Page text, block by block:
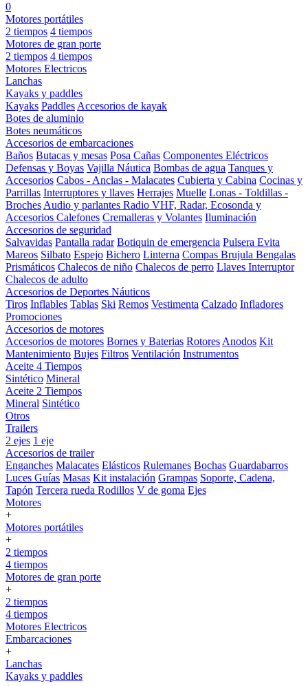
0
Motores portátiles
2 tiempos 4 tiempos
Motores de gran porte
2 tiempos 4 tiempos
Motores Electricos
Lanchas
Kayaks y paddles
Kayaks Paddles Accesorios de kayak
Botes de aluminio
Botes neumáticos
Accesorios de embarcaciones
Baños Butacas y mesas Posa Cañas Componentes Eléctricos
Defensas y Boyas Vajilla Náutica Bombas de agua Tanques y
Accesorios Cabos - Anclas - Malacates Cubierta y Cabina Cocinas y
Parrillas Interruptores y llaves Herrajes Muelle Lonas - Toldillas -
Broches Audio y parlantes Radio VHF, Radar, Ecosonda y
Accesorios Calefones Cremalleras y Volantes Iluminación
Accesorios de seguridad
Salvavidas Pantalla radar Botiquin de emergencia Pulsera Evita
Mareos Silbato Espejo Bichero Linterna Compas Brujula Bengalas
Prismáticos Chalecos de niño Chalecos de perro Llaves Interruptor
Chalecos de adulto
Accesorios de Deportes Náuticos
Tiros Inflables Tablas Ski Remos Vestimenta Calzado Infladores
Promociones
Accesorios de motores
Accesorios de motores Bornes y Baterias Rotores Anodos Kit
Mantenimiento Bujes Filtros Ventilación Instrumentos
Aceite 4 Tiempos
Sintético Mineral
Aceite 2 Tiempos
Mineral Sintético
Otros
Trailers
2 ejes 1 eje
Accesorios de trailer
Enganches Malacates Elásticos Rulemanes Bochas Guardabarros
Luces Guías Masas Kit instalación Grampas Soporte, Cadena,
Tapón Tercera rueda Rodillos V de goma Ejes
Motores
+
Motores portátiles
+
2 tiempos
4 tiempos
Motores de gran porte
+
2 tiempos
4 tiempos
Motores Electricos
Embarcaciones
+
Lanchas
Kayaks y paddles